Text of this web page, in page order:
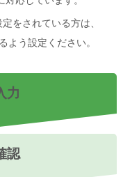
をされている方は、
よう設定ください。
力
認